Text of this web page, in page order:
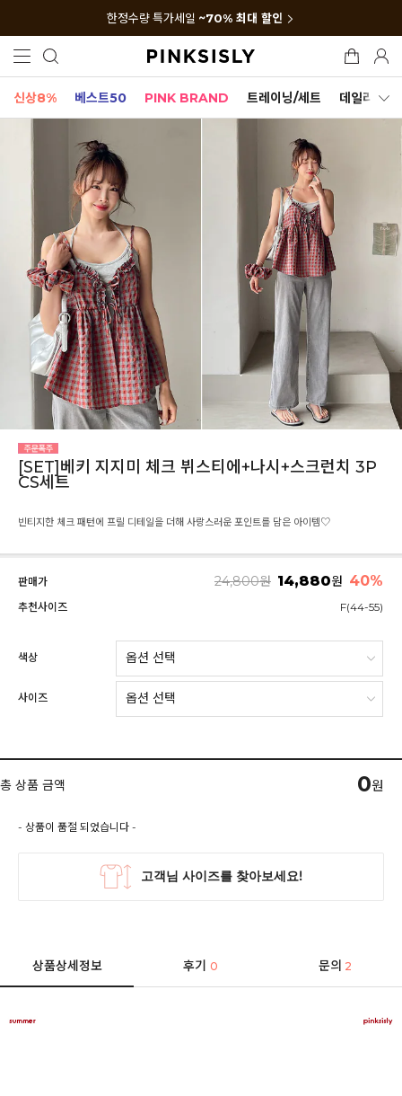
한정수량 특가세일 ~70% 최대 할인
신상8% 베스트50 PINK BRAND 트레이닝/세트 데일리세트
[SET]베키 지지미 체크 뷔스티에+나시+스크런치 3P
CS세트
빈티지한 체크 패턴에 프릴 디테일을 더해 사랑스러운 포인트를 담은 아이템♡
판매가 24,800원 14,880원 40%
추천사이즈 F(44-55)
색상
사이즈
총 상품 금액 0원
- 상품이 품절 되었습니다 -
상품상세정보 후기0 문의 2